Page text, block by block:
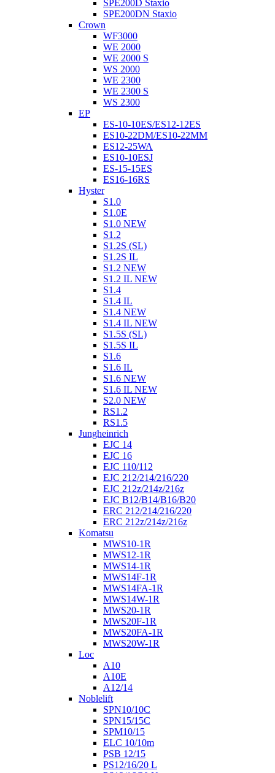
SPE200D Staxio
SPE200DN Staxio
Crown
WF3000
WE 2000
WE 2000 S
WS 2000
WE 2300
WE 2300 S
WS 2300
EP
ES-10-10ES/ES12-12ES
ES10-22DM/ES10-22MM
ES12-25WA
ES10-10ESJ
ES-15-15ES
ES16-16RS
Hyster
S1.0
S1.0E
S1.0 NEW
S1.2
S1.2S (SL)
S1.2S IL
S1.2 NEW
S1.2 IL NEW
S1.4
S1.4 IL
S1.4 NEW
S1.4 IL NEW
S1.5S (SL)
S1.5S IL
S1.6
S1.6 IL
S1.6 NEW
S1.6 IL NEW
S2.0 NEW
RS1.2
RS1.5
Jungheinrich
EJC 14
EJC 16
EJC 110/112
EJC 212/214/216/220
EJC 212z/214z/216z
EJC B12/B14/B16/B20
ERC 212/214/216/220
ERC 212z/214z/216z
Komatsu
MWS10-1R
MWS12-1R
MWS14-1R
MWS14F-1R
MWS14FA-1R
MWS14W-1R
MWS20-1R
MWS20F-1R
MWS20FA-1R
MWS20W-1R
Loc
A10
A10E
A12/14
Noblelift
SPN10/10C
SPN15/15C
SPM10/15
ELC 10/10m
PSB 12/15
PS12/16/20 L